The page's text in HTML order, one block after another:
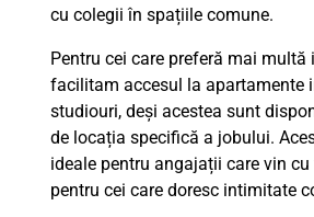
cu colegii în spațiile comune.
Pentru cei care preferă mai multă
facilitam accesul la apartamente
studiouri, deși acestea sunt
de locația specifică a jobului.
ideale pentru angajații care vin
pentru cei care doresc intimitate